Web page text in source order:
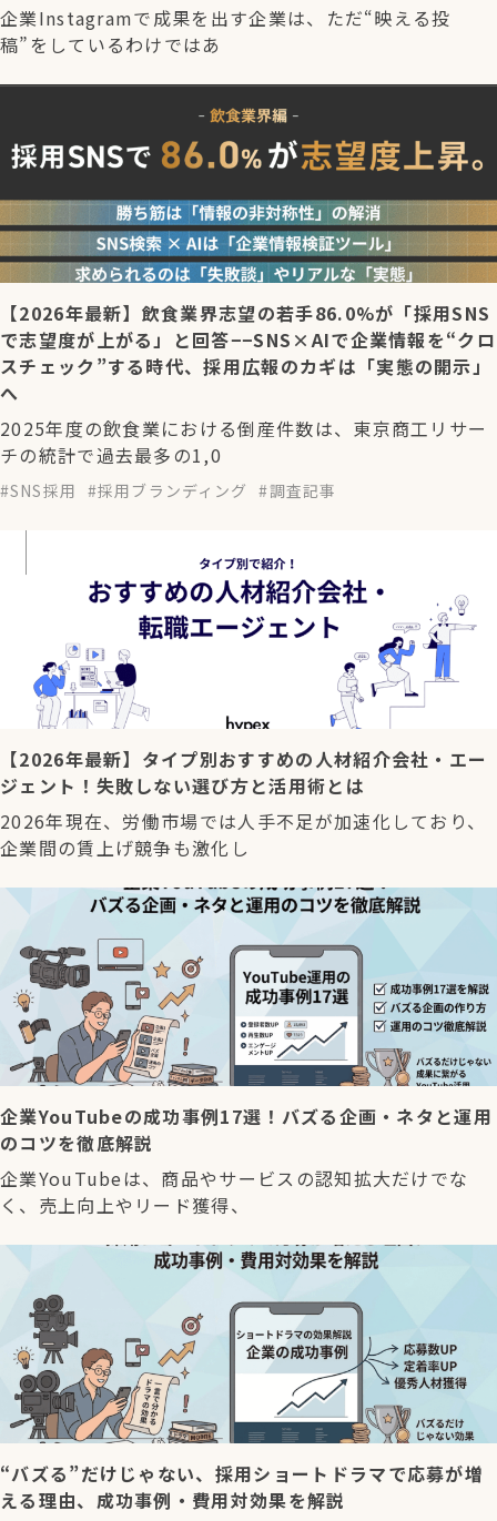
企業Instagramで成果を出す企業は、ただ“映える投
稿”をしているわけではあ
【2026年最新】飲食業界志望の若手86.0%が「採用SNS
で志望度が上がる」と回答−−SNS×AIで企業情報を“クロ
スチェック”する時代、採用広報のカギは「実態の開示」
へ
2025年度の飲食業における倒産件数は、東京商工リサー
チの統計で過去最多の1,0
SNS採用 採用ブランディング 調査記事
【2026年最新】タイプ別おすすめの人材紹介会社・エー
ジェント！失敗しない選び方と活用術とは
2026年現在、労働市場では人手不足が加速化しており、
企業間の賃上げ競争も激化し
企業YouTubeの成功事例17選！バズる企画・ネタと運用
のコツを徹底解説
企業YouTubeは、商品やサービスの認知拡大だけでな
く、売上向上やリード獲得、
“バズる”だけじゃない、採用ショートドラマで応募が増
える理由、成功事例・費用対効果を解説